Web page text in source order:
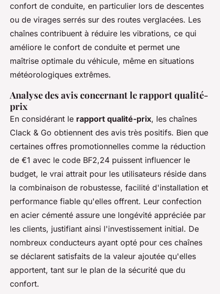
confort de conduite, en particulier lors de descentes
ou de virages serrés sur des routes verglacées. Les
chaînes contribuent à réduire les vibrations, ce qui
améliore le confort de conduite et permet une
maîtrise optimale du véhicule, même en situations
météorologiques extrêmes.
Analyse des avis concernant le rapport qualité-
prix
En considérant le rapport qualité-prix, les chaînes
Clack & Go obtiennent des avis très positifs. Bien que
certaines offres promotionnelles comme la réduction
de €1 avec le code BF2,24 puissent influencer le
budget, le vrai attrait pour les utilisateurs réside dans
la combinaison de robustesse, facilité d'installation et
performance fiable qu'elles offrent. Leur confection
en acier cémenté assure une longévité appréciée par
les clients, justifiant ainsi l'investissement initial. De
nombreux conducteurs ayant opté pour ces chaînes
se déclarent satisfaits de la valeur ajoutée qu'elles
apportent, tant sur le plan de la sécurité que du
confort.